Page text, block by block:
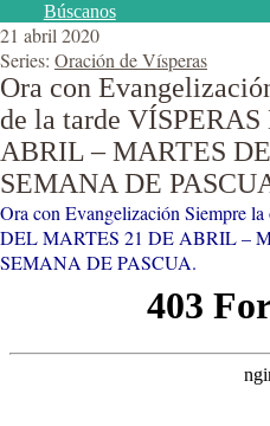
Búscanos
21 abril 2020
Series: Oración de Vísperas
Ora con
de la tarde
ABRIL – MARTES
SEMANA DE
Ora con Evangelización Siempre
DEL MARTES 21 DE ABRIL –
SEMANA DE PASCUA.